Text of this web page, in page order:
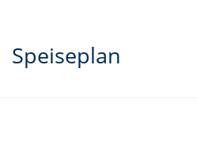
Speiseplan